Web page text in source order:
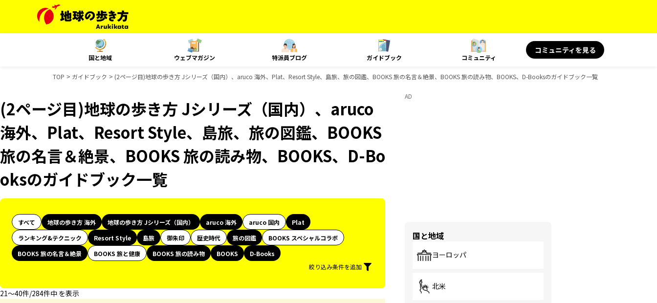
国と地域 ウェブマガジン 特派員ブログ ガイドブック コミュニティ
コミュニティを見る
TOP ガイドブック (2ページ目)地球の歩き方 Jシリーズ（国内）、aruco 海外、Plat、Resort Style、島旅、旅の図鑑、BOOKS 旅の名言＆絶景、BOOKS 旅の読み物、BOOKS、D-Booksのガイドブック一覧
(2ページ目)地球の歩き方 Jシリーズ（国内）、aruco
海外、Plat、Resort Style、島旅、旅の図鑑、BOOKS
旅の名言＆絶景、BOOKS 旅の読み物、BOOKS、D-Bo
oksのガイドブック一覧
すべて 地球の歩き方 海外 地球の歩き方 Jシリーズ（国内） aruco 海外 aruco 国内
Plat
ランキング&テクニック
Resort Style 島旅 御朱印 歴史時代 旅の図鑑
BOOKS スペシャルコラボ
BOOKS 旅の名言＆絶景
BOOKS 旅と健康 BOOKS 旅の読み物 BOOKS
D-Books
絞り込み条件を追加
21〜40件/284件中 を表示
AD
国と地域
ヨーロッパ
北米